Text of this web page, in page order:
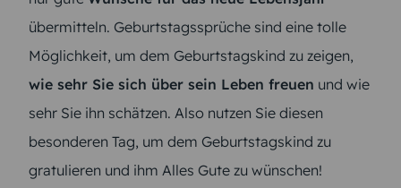
übermitteln. Geburtstagssprüche sind eine tolle
Möglichkeit, um dem Geburtstagskind zu zeigen,
wie sehr Sie sich über sein Leben freuen und wie
sehr Sie ihn schätzen. Also nutzen Sie diesen
besonderen Tag, um dem Geburtstagskind zu
gratulieren und ihm Alles Gute zu wünschen!